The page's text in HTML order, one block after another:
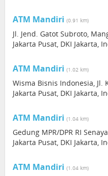
ATM Mandiri (0.91 km)
Jl. Jend. Gatot Subroto,
Jakarta Pusat, DKI Jakarta,
ATM Mandiri (1.02 km)
Wisma Bisnis Indonesia, Jl.
Jakarta Pusat, DKI Jakarta,
ATM Mandiri (1.04 km)
Gedung MPR/DPR RI
Jakarta Pusat, DKI Jakarta,
ATM Mandiri (1.04 km)